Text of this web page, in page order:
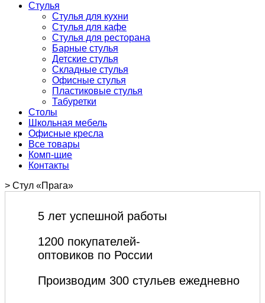
Стулья
Стулья для кухни
Стулья для кафе
Стулья для ресторана
Барные стулья
Детские стулья
Складные стулья
Офисные стулья
Пластиковые стулья
Табуретки
Столы
Школьная мебель
Офисные кресла
Все товары
Комп-щие
Контакты
> Стул «Прага»
5 лет успешной работы
1200 покупателей-
оптовиков по России
Производим 300 стульев ежедневно